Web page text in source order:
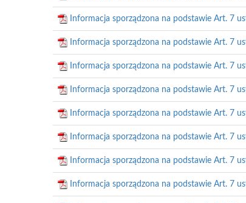
Informacja sporządzona na podstawie Art. 7
Informacja sporządzona na podstawie Art. 7
Informacja sporządzona na podstawie Art. 7
Informacja sporządzona na podstawie Art. 7
Informacja sporządzona na podstawie Art. 7
Informacja sporządzona na podstawie Art. 7
Informacja sporządzona na podstawie Art. 7
Informacja sporządzona na podstawie Art. 7